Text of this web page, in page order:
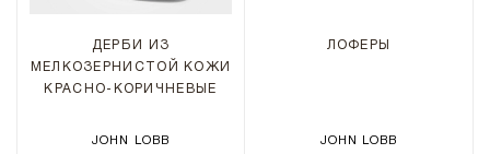
ДЕРБИ ИЗ
МЕЛКОЗЕРНИСТОЙ КОЖИ
КРАСНО-КОРИЧНЕВЫЕ
JOHN LOBB
ЛОФЕРЫ
JOHN LOBB